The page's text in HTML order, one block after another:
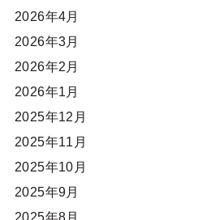
2026年4月
2026年3月
2026年2月
2026年1月
2025年12月
2025年11月
2025年10月
2025年9月
2025年8月